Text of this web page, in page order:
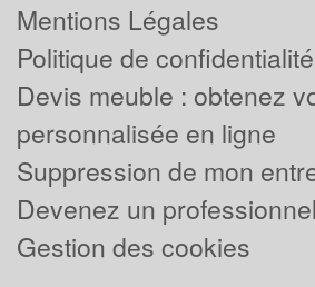
Mentions Légales
Politique de confidentialité
Devis meuble : obtenez
personnalisée en ligne
Suppression de mon
Devenez un
Gestion des cookies